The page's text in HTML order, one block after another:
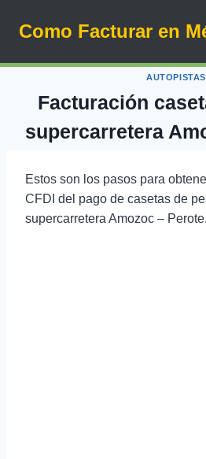
Como Facturar en
AUTOPISTAS
Facturación
supercarretera
Estos son los pasos para
CFDI del pago de casetas de
supercarretera Amozoc – Perote.